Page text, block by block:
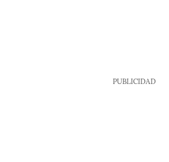
PUBLICIDAD